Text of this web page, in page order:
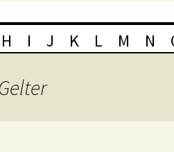
H I J K L M N